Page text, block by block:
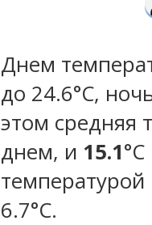
Днем
до 24.6°C,
этом средняя
днем, и 15.1
температурой
6.7°С.